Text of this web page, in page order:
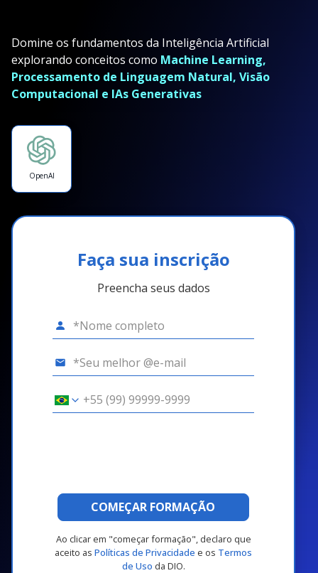
Domine os fundamentos da Inteligência Artificial
explorando conceitos como Machine Learning,
Processamento de Linguagem Natural, Visão
Computacional e IAs Generativas
OpenAI
Faça sua inscrição
Preencha seus dados
COMEÇAR FORMAÇÃO
Ao clicar em "começar formação", declaro que
aceito as Políticas de Privacidade e os Termos
de Uso da DIO.